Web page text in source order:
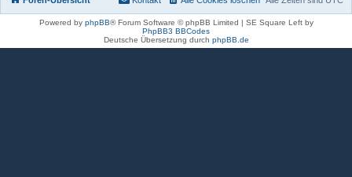
Powered by phpBB® Forum Software © phpBB Limited | SE Square Left by
PhpBB3 BBCodes
Deutsche Übersetzung durch phpBB.de